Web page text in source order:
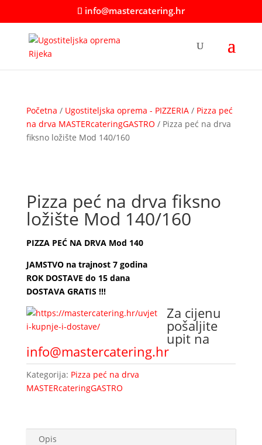
info@mastercatering.hr
Početna / Ugostiteljska oprema - PIZZERIA/ Pizza peć
na drva MASTERcateringGASTRO / Pizza peć na drva
fiksno ložište Mod 140/160
Pizza peć na drva fiksno
ložište Mod 140/160
PIZZA PEĆ NA DRVA Mod 140
JAMSTVO na trajnost 7 godina
ROK DOSTAVE do 15 dana
DOSTAVA GRATIS !!!
Za cijenu
pošaljite
upit na
info@mastercatering.hr
Kategorija: Pizza peć na drva
MASTERcateringGASTRO
Opis